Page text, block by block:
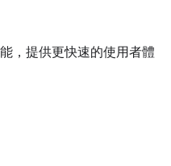
，提供更快速的使用者體